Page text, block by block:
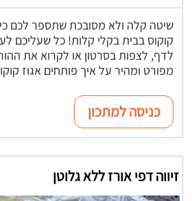
שיטה קלה ולא מסובכת שתספר לכם
קוקוס בבית בקלי קלות! כל שעליכם
לדף, לצפות בסרטון או לקרוא את
מפורט ומהיר על איך פותחים אגוז
כניסה למתכון
זיווה דפי אורז ללא גלוטן